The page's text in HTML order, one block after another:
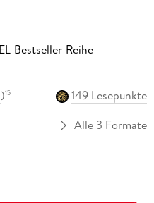
Bestseller-Reihe
)15
149 Lesepunkte
Alle 3 Formate